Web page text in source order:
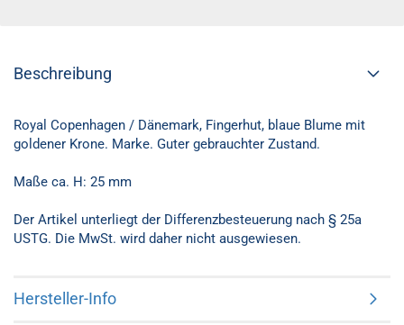
Beschreibung
Royal Copenhagen / Dänemark, Fingerhut, blaue Blume mit
goldener Krone. Marke. Guter gebrauchter Zustand.
Maße ca. H: 25 mm
Der Artikel unterliegt der Differenzbesteuerung nach § 25a
USTG. Die MwSt. wird daher nicht ausgewiesen.
Hersteller-Info